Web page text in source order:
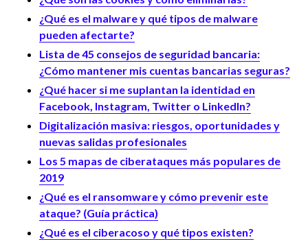
¿Qué es el malware y qué tipos de malware
pueden afectarte?
Lista de 45 consejos de seguridad bancaria:
¿Cómo mantener mis cuentas bancarias seguras?
¿Qué hacer si me suplantan la identidad en
Facebook, Instagram, Twitter o LinkedIn?
Digitalización masiva: riesgos, oportunidades y
nuevas salidas profesionales
Los 5 mapas de ciberataques más populares de
2019
¿Qué es el ransomware y cómo prevenir este
ataque? (Guía práctica)
¿Qué es el ciberacoso y qué tipos existen?